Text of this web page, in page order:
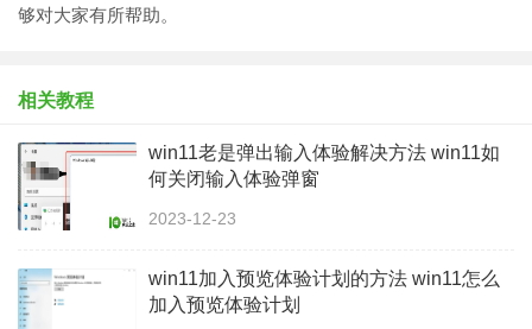
够对大家有所帮助。
相关教程
win11老是弹出输入体验解决方法 win11如
何关闭输入体验弹窗
2023-12-23
win11加入预览体验计划的方法 win11怎么
加入预览体验计划